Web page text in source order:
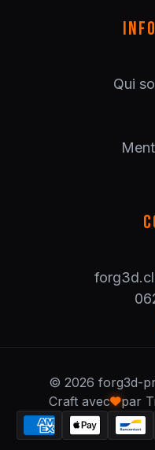
Qui
© 2026 forg3d-
Craft avec
par